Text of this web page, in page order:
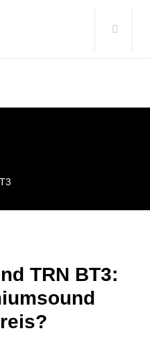
TRN BT3: